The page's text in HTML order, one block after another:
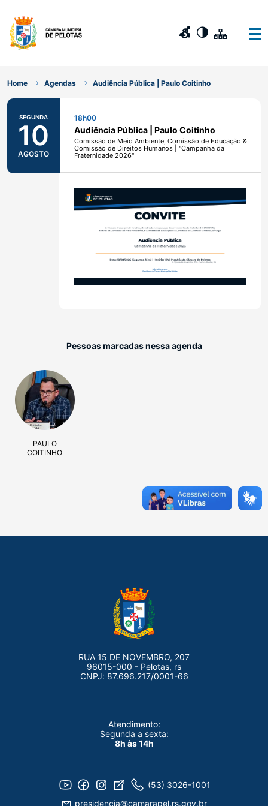
Home Agendas Audiência Pública | Paulo Coitinho
SEGUNDA
10
AGOSTO
18h00
Audiência Pública | Paulo Coitinho
Comissão de Meio Ambiente, Comissão de Educação &
Comissão de Direitos Humanos | "Campanha da
Fraternidade 2026"
Pessoas marcadas nessa agenda
PAULO
COITINHO
RUA 15 DE NOVEMBRO, 207
96015-000 - Pelotas, rs
CNPJ: 87.696.217/0001-66
Atendimento:
Segunda a sexta:
8h às 14h
(53) 3026-1001
presidencia@camarapel.rs.gov.br